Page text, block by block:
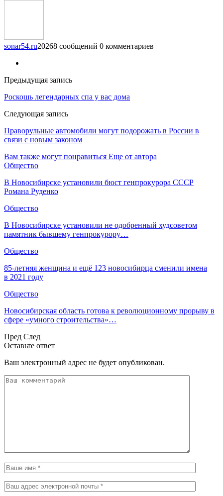
sonar54.ru20268 сообщений 0 комментариев
Предыдущая запись
Роскошь легендарных спа у вас дома
Следующая запись
Праворульные автомобили могут подорожать в России в
связи с новым законом
Вам также могут понравиться Еще от автора
Общество
В Новосибирске установили бюст генпрокурора СССР
Романа Руденко
Общество
В Новосибирске установили не одобренный худсоветом
памятник бывшему генпрокурору…
Общество
85-летняя женщина и ещё 123 новосибирца сменили имена
в 2021 году
Общество
Новосибирская область готова к революционному прорыву в
сфере «умного строительства»…
Пред След
Оставьте ответ
Ваш электронный адрес не будет опубликован.